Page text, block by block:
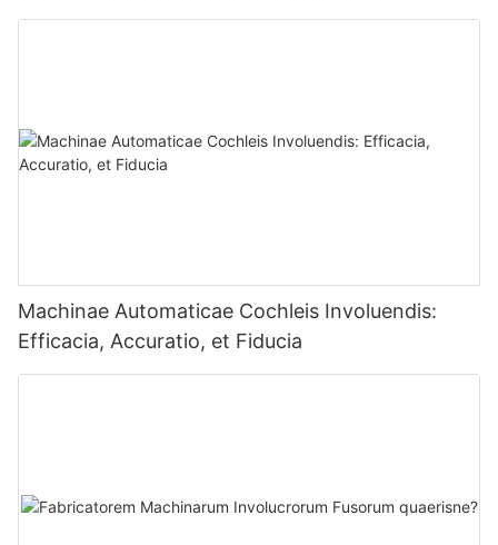
Machinae Automaticae Cochleis Involuendis:
Efficacia, Accuratio, et Fiducia